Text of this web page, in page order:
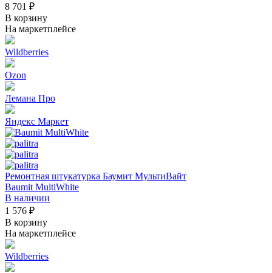
8 701 ₽
В корзину
На маркетплейсе
Wildberries
Ozon
Лемана Про
Яндекс Маркет
Ремонтная штукатурка Баумит МультиВайт
Baumit MultiWhite
В наличии
1 576 ₽
В корзину
На маркетплейсе
Wildberries